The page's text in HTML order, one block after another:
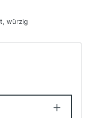
würzig